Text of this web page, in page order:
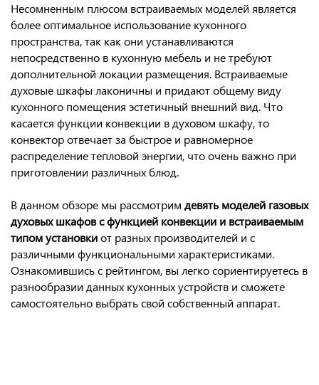
Несомненным плюсом встраиваемых моделей является
более оптимальное использование кухонного
пространства, так как они устанавливаются
непосредственно в кухонную мебель и не требуют
дополнительной локации размещения. Встраиваемые
духовые шкафы лаконичны и придают общему виду
кухонного помещения эстетичный внешний вид. Что
касается функции конвекции в духовом шкафу, то
конвектор отвечает за быстрое и равномерное
распределение тепловой энергии, что очень важно при
приготовлении различных блюд.
В данном обзоре мы рассмотрим девять моделей газовых
духовых шкафов с функцией конвекции и встраиваемым
типом установкиот разных производителей и с
различными функциональными характеристиками.
Ознакомившись с рейтингом, вы легко сориентируетесь в
разнообразии данных кухонных устройств и сможете
самостоятельно выбрать свой собственный аппарат.